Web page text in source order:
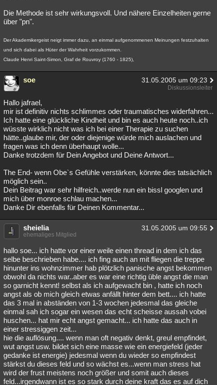
Die Methode ist sehr wirkungsvoll. Und nähere Einzelheiten gerne
über "pn".
Der Akademikergeist neigt immer dazu, an einmal aufgenommenen Meinungen festzuhalten
und sich dabei als Hüter der Wahrheit vorzukommen.
Claude Henri Saint-Simon, Graf de Rouvroy (1760 - 1825),
soe 31.05.2005 um 09:23
Diskussionsleiter
Hallo jafrael,
mir ist definitiv nichts schlimmes oder traumatisches widerfahren...
Ich hatte eine glückliche Kindheit und bin es auch heute noch..ich
wüsste wirklich nicht was ich bei einer Therapie zu suchen
hätte..glaube mir, der oder diejenige würde mich auslachen und
fragen was ich denn überhaupt wolle...
Danke trotzdem für Dein Angebot und Deine Antwort...
The End- wenn Obe`s Gefühle verstärken, könnte dies tatsächlich
möglich sein..
Dein Beitrag war sehr hilfreich..werde nun ein bissl googlen und
mich über monroe schlau machen...
Danke Dir ebenfalls für Deinen Kommentar...
sheielia 31.05.2005 um 09:55
ehemaliges Mitglied
hallo soe... ich hatte vor einer weile einen thread in dem ich das
selbe beschrieben habe.... ich fing auch an mit fliegen die treppe
hinunter ins wohnzimmer hab plötzlich panische angst bekommen
obwohl da nichts war..aber es war eine richtig üble angst die man
so garnicht kennt! selbst als ich aufgewacht bin , hatte ich noch
angst als ob mich gleich etwas anfällt hinter dem bett.... ich hatte
das 3 mal in abständen von 1-3 wochen jedesmal das gleiche
einmal sah ich sogar ein wesen das echt scheisse aussah vobei
huschen... hat mir echt angst gemacht... ich hatte das auch in
einer stressiggen zeit...
hie die auflösung.... wenn man oft negativ denkt, greul empfindet,
wut angst usw. bildet sich eine masse wie ein energiefeld (jeder
gedanke ist energie) jedesmal wenn du wieder so empfindest
stärkst du dieses feld und so wächst es...wenn man stress hat
wird der frust meistens noch größer und somit auch dieses
feld...irgendwann ist es so stark durch deine kraft das es auf dich